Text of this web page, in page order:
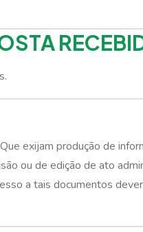
exijam produção de
ou de edição de ato
a tais documentos